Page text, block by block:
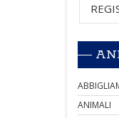
ANIMALI